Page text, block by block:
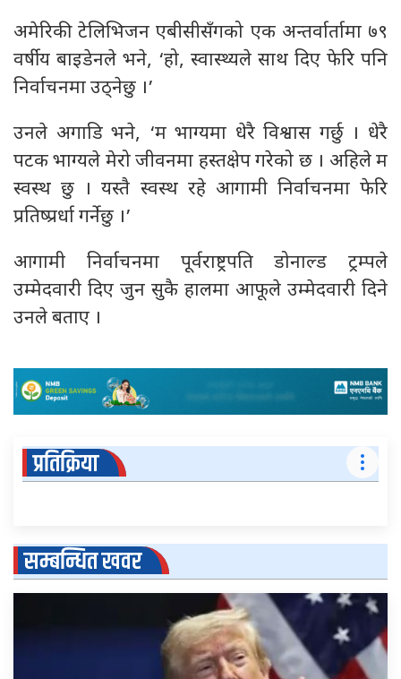
अमेरिकी टेलिभिजन एबीसीसँगको एक अन्तर्वार्तामा ७९
वर्षीय बाइडेनले भने, ‘हो, स्वास्थ्यले साथ दिए फेरि पनि
निर्वाचनमा उठ्नेछु ।’
उनले अगाडि भने, ‘म भाग्यमा धेरै विश्वास गर्छु । धेरै
पटक भाग्यले मेरो जीवनमा हस्तक्षेप गरेको छ । अहिले म
स्वस्थ छु । यस्तै स्वस्थ रहे आगामी निर्वाचनमा फेरि
प्रतिष्प्रर्धा गर्नेछु ।’
आगामी निर्वाचनमा पूर्वराष्ट्रपति डोनाल्ड ट्रम्पले
उम्मेदवारी दिए जुन सुकै हालमा आफूले उम्मेदवारी दिने
उनले बताए ।
प्रतिक्रिया
सम्बन्धित खवर